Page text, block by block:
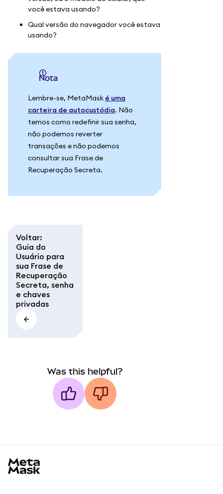
você estava usando?
Qual versão do navegador você estava
usando?
Nota
Lembre-se, MetaMask é uma
carteira de autocustódia. Não
temos como redefinir sua senha,
não podemos reverter
transações e não podemos
consultar sua Frase de
Recuperação Secreta.
Voltar:
Guia do
Usuário para
sua Frase de
Recuperação
Secreta, senha
e chaves
privadas
Was this helpful?